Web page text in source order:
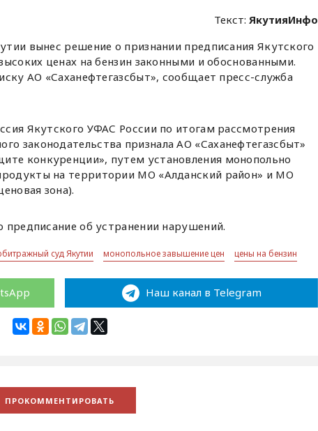
Текст:ЯкутияИнфо
вынес решение о признании предписания Якутского
ценах на бензин законными и обоснованными.
АО «Саханефтегазсбыт», сообщает пресс-служба
Якутского УФАС России по итогам рассмотрения
законодательства признала АО «Саханефтегазсбыт»
конкуренции», путем установления монопольно
на территории МО «Алданский район» и МО
зона).
об устранении нарушений.
суд Якутии монопольное завышение цен цены на бензин
Наш канал в Telegram